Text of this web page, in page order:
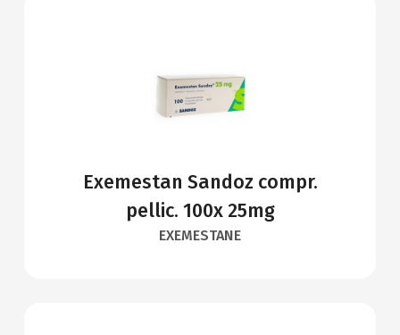
Exemestan Sandoz compr.
pellic. 100x 25mg
EXEMESTANE